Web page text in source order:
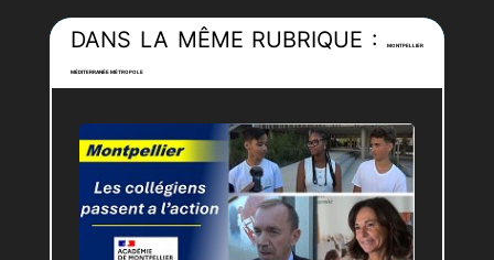
comme moyen de lutte contre
les excès de vitesse.
L’asphalte brûle donc entre les
savoir qu’ils engageront une
action au près du Tribunal
Administratif si les
ralentisseurs ne font pas
DANS LA MÊME RUBRIQUE : MONTPELLIER
MÉDITERRANÉE MÉTROPOLE